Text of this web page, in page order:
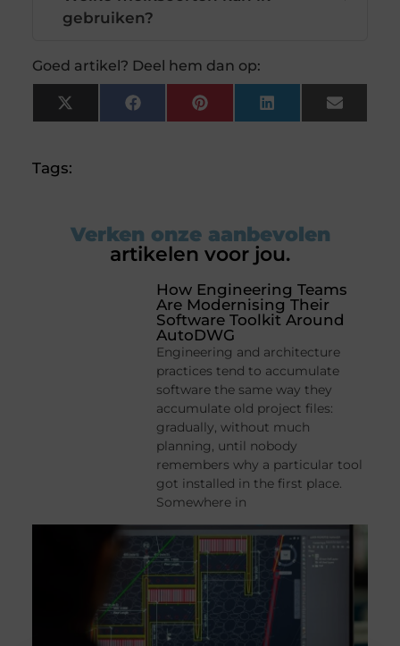
gebruiken?
Goed artikel? Deel hem dan op:
X
(Twitter)
FacebookPinterestLinkedInEmail
Tags:
Verken onze aanbevolen
artikelen voor jou.
How Engineering Teams
Are Modernising Their
Software Toolkit Around
AutoDWG
Engineering and architecture
practices tend to accumulate
software the same way they
accumulate old project files:
gradually, without much
planning, until nobody
remembers why a particular tool
got installed in the first place.
Somewhere in